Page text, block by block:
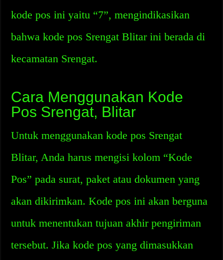
kode pos ini yaitu “7”, mengindikasikan
bahwa kode pos Srengat Blitar ini berada di
kecamatan Srengat.
Cara Menggunakan Kode
Pos Srengat, Blitar
Untuk menggunakan kode pos Srengat
Blitar, Anda harus mengisi kolom “Kode
Pos” pada surat, paket atau dokumen yang
akan dikirimkan. Kode pos ini akan berguna
untuk menentukan tujuan akhir pengiriman
tersebut. Jika kode pos yang dimasukkan